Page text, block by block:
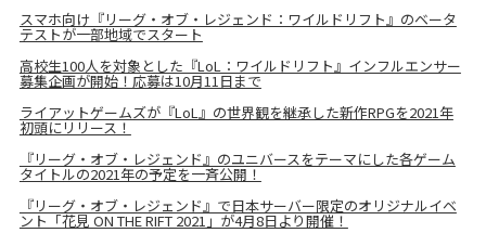
スマホ向け『リーグ・オブ・レジェンド：ワイルドリフト』のベータ
テストが一部地域でスタート
高校生100人を対象とした『LoL：ワイルドリフト』インフルエンサー
募集企画が開始！応募は10月11日まで
ライアットゲームズが『LoL』の世界観を継承した新作RPGを2021年
初頭にリリース！
『リーグ・オブ・レジェンド』のユニバースをテーマにした各ゲーム
タイトルの2021年の予定を一斉公開！
『リーグ・オブ・レジェンド』で日本サーバー限定のオリジナルイベ
ント「花見 ON THE RIFT 2021」が4月8日より開催！